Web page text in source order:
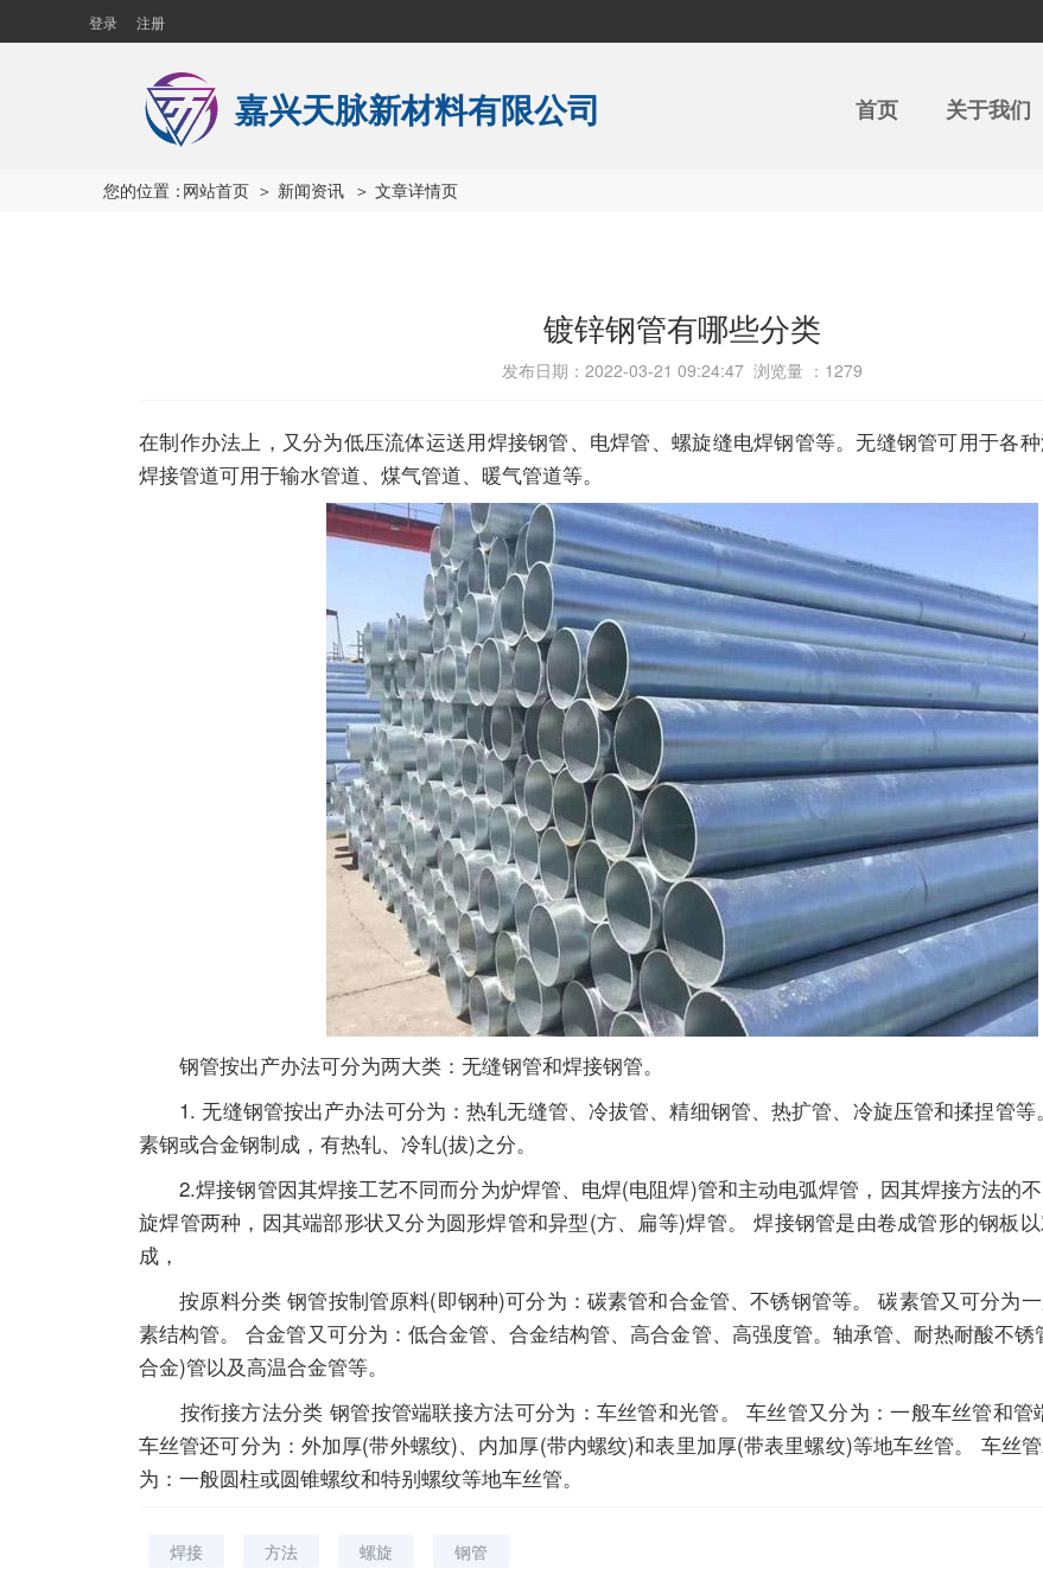
登录 注册
首页 关于我们
嘉兴天脉新材料有限公司
您的位置：网站首页 ＞ 新闻资讯 ＞ 文章详情页
镀锌钢管有哪些分类
发布日期：2022-03-21 09:24:47 浏览量 ： 1279
在制作办法上，又分为低压流体运送用焊接钢管、电焊管、螺旋缝电焊钢管等。无缝钢管可用于各种
焊接管道可用于输水管道、煤气管道、暖气管道等。
钢管按出产办法可分为两大类：无缝钢管和焊接钢管。
1. 无缝钢管按出产办法可分为：热轧无缝管、冷拔管、精细钢管、热扩管、冷旋压管和揉捏管等
素钢或合金钢制成，有热轧、冷轧(拔)之分。
2.焊接钢管因其焊接工艺不同而分为炉焊管、电焊(电阻焊)管和主动电弧焊管，因其焊接方法的
旋焊管两种，因其端部形状又分为圆形焊管和异型(方、扁等)焊管。 焊接钢管是由卷成管形的钢板
成，
按原料分类 钢管按制管原料(即钢种)可分为：碳素管和合金管、不锈钢管等。 碳素管又可分为
素结构管。 合金管又可分为：低合金管、合金结构管、高合金管、高强度管。轴承管、耐热耐酸不
合金)管以及高温合金管等。
按衔接方法分类 钢管按管端联接方法可分为：车丝管和光管。 车丝管又分为：一般车丝管和管
车丝管还可分为：外加厚(带外螺纹)、内加厚(带内螺纹)和表里加厚(带表里螺纹)等地车丝管。 车丝
为：一般圆柱或圆锥螺纹和特别螺纹等地车丝管。
焊接 方法 螺旋 钢管